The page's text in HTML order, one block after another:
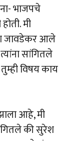
भाजपचे
मी
जावडेकर आले
सांगितले
विषय काय
आहे, मी
की सुरेश